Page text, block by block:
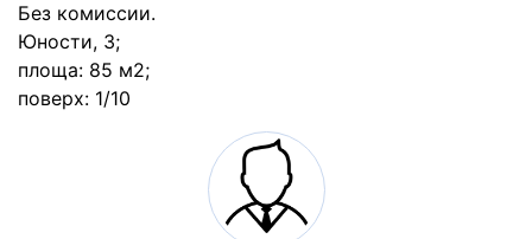
Без комиссии.
Юности, 3;
площа: 85 м2;
поверх: 1/10